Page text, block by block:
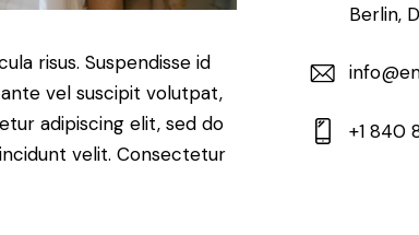
risus. Suspendisse id
vel suscipit volutpat,
adipiscing elit, sed do
velit. Consectetur
Berlin,
+1 840